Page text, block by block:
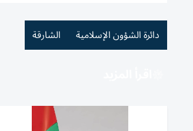
دائرة الشؤون الإسلامية الشارقة